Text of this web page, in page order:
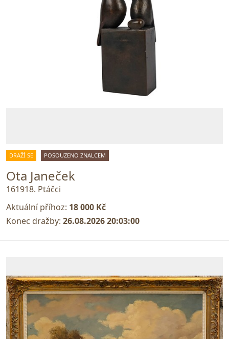
DRAŽÍ SE POSOUZENO ZNALCEM
Ota Janeček
161918. Ptáčci
Aktuální příhoz: 18 000 Kč
Konec dražby: 26.08.2026 20:03:00